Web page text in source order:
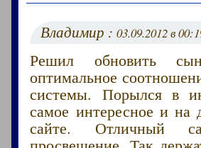
Владимир :03.09.2012 в
Решил обновить
оптимальное
системы. Порылся в
самое интересное и
сайте. Отличный